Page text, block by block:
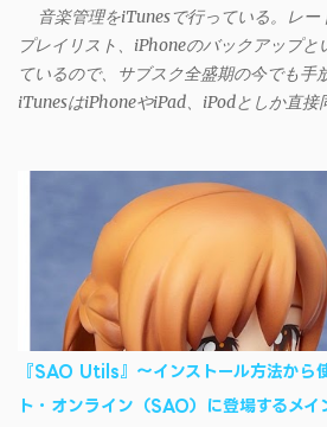
音楽管理をiTunesで行っている。レー
プレイリスト、iPhoneのバックアップと
ているので、サブスク全盛期の今でも
iTunesはiPhoneやiPad、iPodとしか直接
ドパーティー製のアプリを PC と
ストールすれば、Wi-Fiや USB接続 を通
る。私も 2012年頃にAndroidウォークマ
利に活用させてもらっていたのだが、
て同期ができないという声を多数見か
的には、PC側のiSyncrアプリで設定した
リに入力しようとすると、入力したパ
つまでたっても再度入力を促されると
回避するには、次の手順が有効だ。
『SAO Utils』～インストール方法から
ト・オンライン（SAO）に登場するメイ